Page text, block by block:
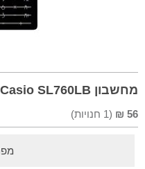
מחשבון Casio SL760LB
56
₪
(
1 חנויות)